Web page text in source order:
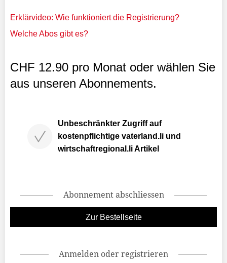
Erklärvideo: Wie funktioniert die Registrierung?
Welche Abos gibt es?
CHF 12.90 pro Monat oder wählen Sie
aus unseren Abonnements.
Unbeschränkter Zugriff auf
kostenpflichtige vaterland.li und
wirtschaftregional.li Artikel
Abonnement abschliessen
Zur Bestellseite
Anmelden oder registrieren